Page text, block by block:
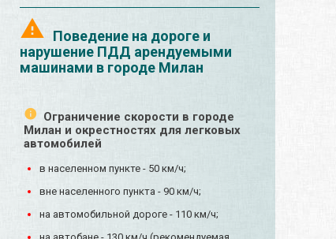
Поведение на дороге и
нарушение ПДД арендуемыми
машинами в городе Милан
Ограничение скорости в городе
Милан и окрестностях для легковых
автомобилей
в населенном пункте - 50 км/ч;
вне населенного пункта - 90 км/ч;
на автомобильной дороге - 110 км/ч;